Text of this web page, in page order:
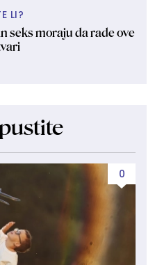
LI?
seks moraju da rade ove
0